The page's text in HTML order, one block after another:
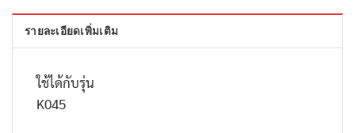
รายละเอียดเพิ่มเติม
ใช้ได้กับรุ่น
K045